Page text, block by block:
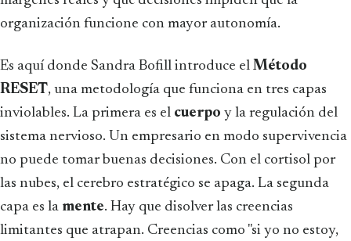
organización funcione con mayor autonomía.
Es aquí donde Sandra Bofill introduce el Método
RESET, una metodología que funciona en tres capas
inviolables. La primera es el cuerpo y la regulación del
sistema nervioso. Un empresario en modo supervivencia
no puede tomar buenas decisiones. Con el cortisol por
las nubes, el cerebro estratégico se apaga. La segunda
capa es la mente. Hay que disolver las creencias
limitantes que atrapan. Creencias como "si yo no estoy,